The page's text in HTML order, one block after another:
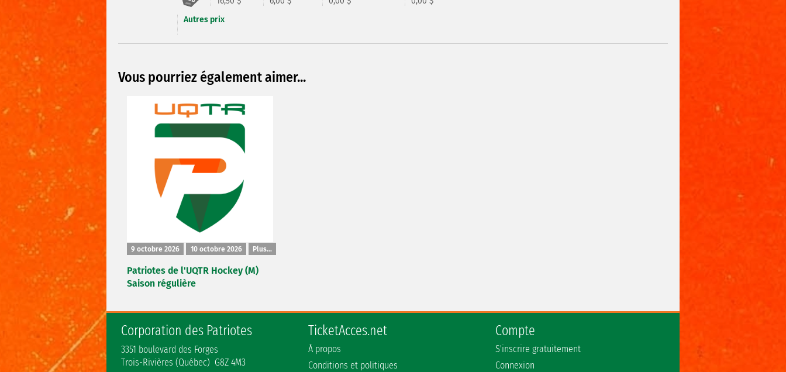
Autres prix
Vous pourriez également aimer...
9 octobre 2026 10 octobre 2026 Plus...
Patriotes de l'UQTR Hockey (M)
Saison régulière
Corporation des Patriotes
3351 boulevard des Forges
Trois-Rivières (Québec) G8Z 4M3
TicketAcces.net
À propos
Conditions et politiques
Compte
S'inscrire gratuitement
Connexion